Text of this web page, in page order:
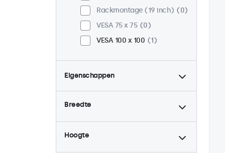
Rackmontage (19 inch)
0
VESA 75 x 75
0
VESA 100 x 100
1
Eigenschappen
4:3 / 5:4
0
Dimbaar
1
Continu gebruik (24/7)
1
Breedte
Hoogte